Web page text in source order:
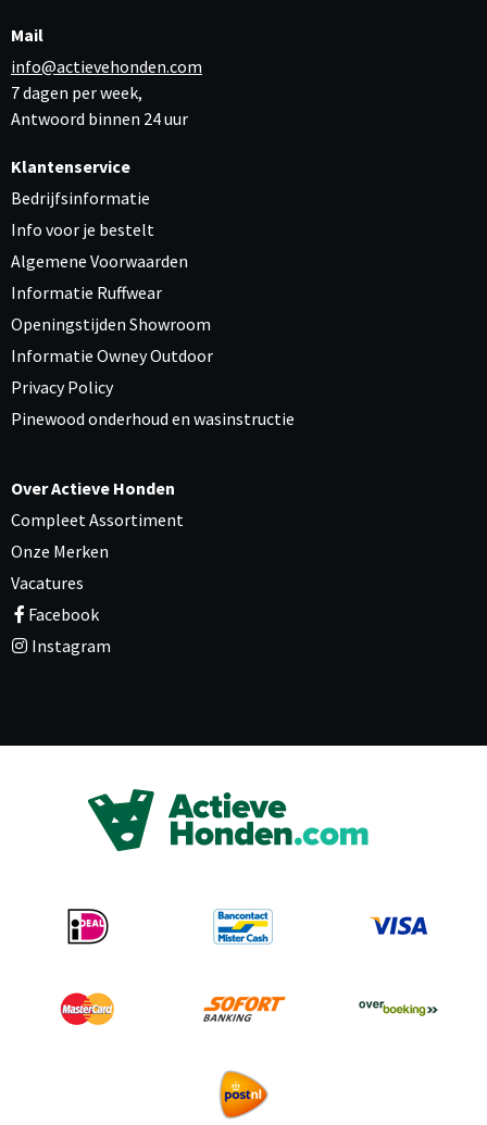
Mail
info@actievehonden.com
7 dagen per week,
Antwoord binnen 24 uur
Klantenservice
Bedrijfsinformatie
Info voor je bestelt
Algemene Voorwaarden
Informatie Ruffwear
Openingstijden Showroom
Informatie Owney Outdoor
Privacy Policy
Pinewood onderhoud en wasinstructie
Over Actieve Honden
Compleet Assortiment
Onze Merken
Vacatures
Facebook
Instagram